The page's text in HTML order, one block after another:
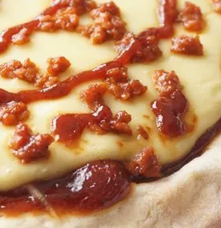
Los más completos
La salsa ideal